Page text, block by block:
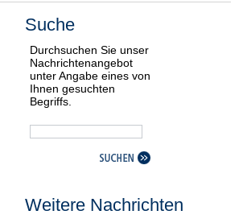
Suche
Durchsuchen Sie unser
Nachrichtenangebot
unter Angabe eines von
Ihnen gesuchten
Begriffs.
Weitere Nachrichten